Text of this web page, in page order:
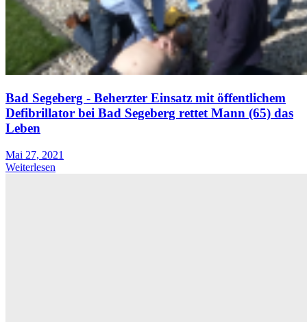
Bad Segeberg - Beherzter Einsatz mit öffentlichem
Defibrillator bei Bad Segeberg rettet Mann (65) das
Leben
Mai 27, 2021
Weiterlesen